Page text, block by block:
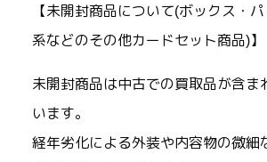
【未開封商品について(ボックス・
系などのその他カードセット商品)】
未開封商品は中古での買取品が含ま
います。
経年劣化による外装や内容物の微細